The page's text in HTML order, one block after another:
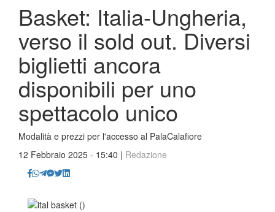
Basket: Italia-Ungheria,
verso il sold out. Diversi
biglietti ancora
disponibili per uno
spettacolo unico
Modalità e prezzi per l'accesso al PalaCalafiore
12 Febbraio 2025 - 15:40 | Redazione